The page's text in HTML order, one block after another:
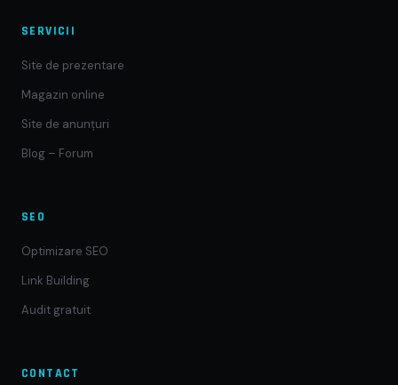
SERVICII
Site de prezentare
Magazin online
Site de anunțuri
Blog – Forum
SEO
Optimizare SEO
Link Building
Audit gratuit
CONTACT